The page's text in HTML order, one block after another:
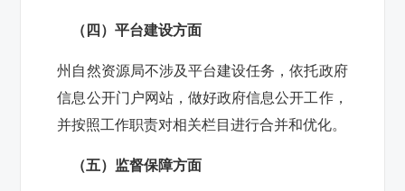
（四）平台建设方面
州自然资源局不涉及平台建设任务，依托政府
信息公开门户网站，做好政府信息公开工作，
并按照工作职责对相关栏目进行合并和优化。
（五）监督保障方面